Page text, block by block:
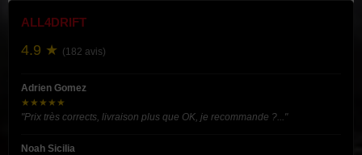
ALL4DRIFT
4.9 ★ (182 avis)
Adrien Gomez
★★★★★
"Prix très corrects, livraison plus que OK, je recommande ?..."
Noah Sicilia